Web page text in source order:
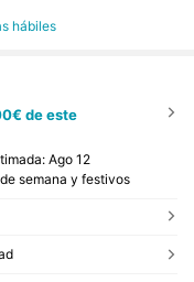
hábiles
de este
Ago 12
semana y festivos